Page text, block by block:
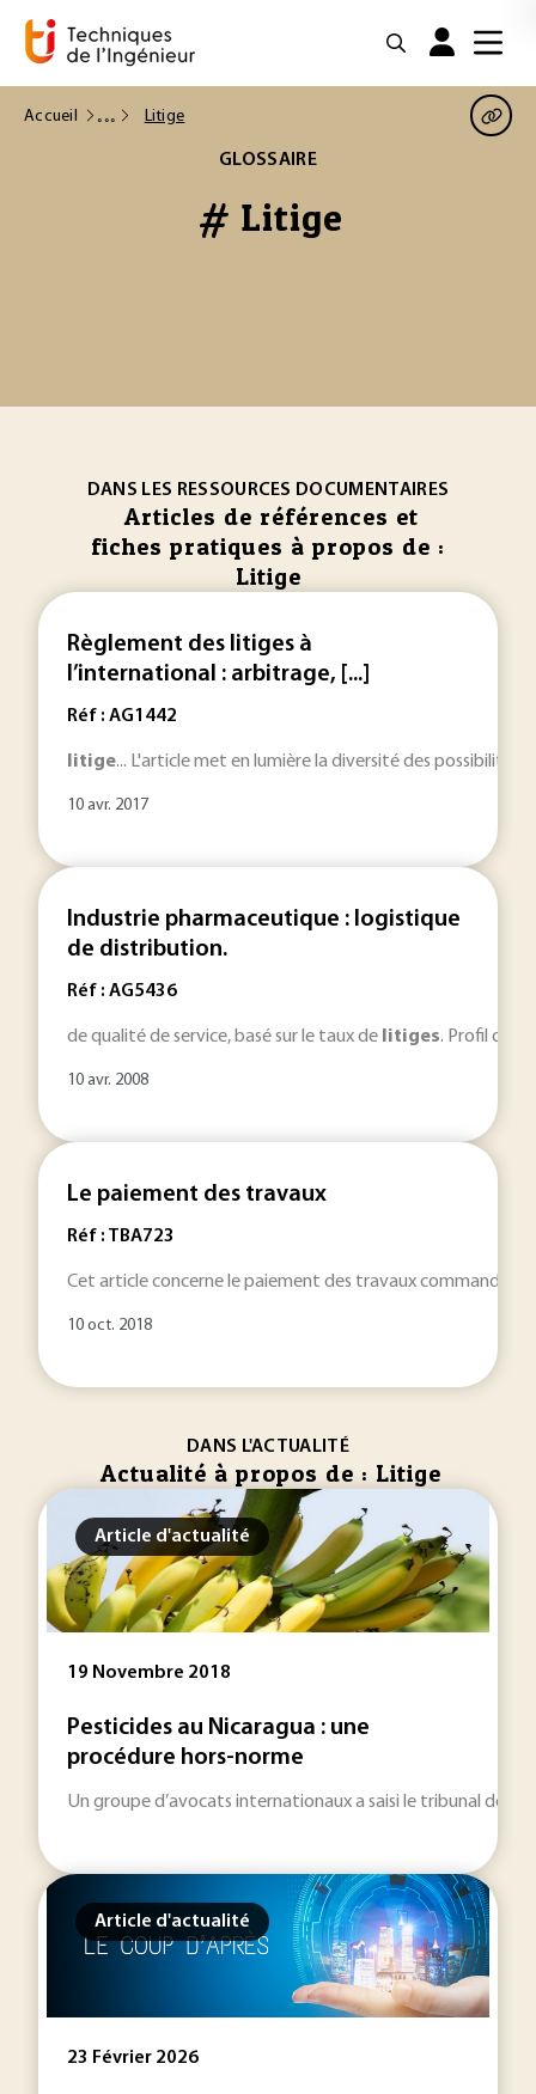
Accueil Litige
GLOSSAIRE
# Litige
DANS LES RESSOURCES DOCUMENTAIRES
Articles de références et
fiches pratiques à propos de :
Litige
Règlement des litiges à
l’international : arbitrage, [...]
Réf : AG1442
litige... L'article met en lumière la diversité des possibilités
10 avr. 2017
Industrie pharmaceutique : logistique
de distribution.
Réf : AG5436
de qualité de service, basé sur le taux de litiges. Profil du
10 avr. 2008
Le paiement des travaux
Réf : TBA723
Cet article concerne le paiement des travaux commandés,
10 oct. 2018
DANS L'ACTUALITÉ
Actualité à propos de : Litige
Article d'actualité
19 Novembre 2018
Pesticides au Nicaragua : une
procédure hors-norme
Un groupe d’avocats internationaux a saisi le tribunal de
Article d'actualité
23 Février 2026